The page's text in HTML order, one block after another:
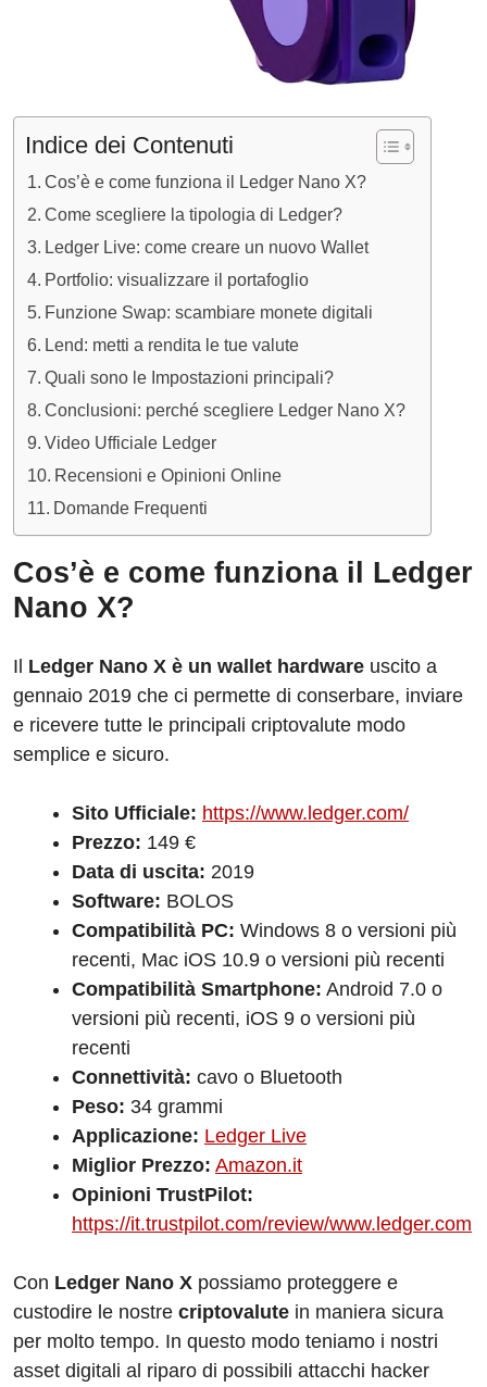
Indice dei Contenuti
Cos’è e come funziona il Ledger Nano X?
Come scegliere la tipologia di Ledger?
Ledger Live: come creare un nuovo Wallet
Portfolio: visualizzare il portafoglio
Funzione Swap: scambiare monete digitali
Lend: metti a rendita le tue valute
Quali sono le Impostazioni principali?
Conclusioni: perché scegliere Ledger Nano X?
Video Ufficiale Ledger
Recensioni e Opinioni Online
Domande Frequenti
Cos’è e come funziona il Ledger
Nano X?
Il Ledger Nano X è un wallet hardware uscito a
gennaio 2019 che ci permette di conserbare, inviare
e ricevere tutte le principali criptovalute modo
semplice e sicuro.
Sito Ufficiale: https://www.ledger.com/
Prezzo: 149 €
Data di uscita: 2019
Software: BOLOS
Compatibilità PC: Windows 8 o versioni più
recenti, Mac iOS 10.9 o versioni più recenti
Compatibilità Smartphone: Android 7.0 o
versioni più recenti, iOS 9 o versioni più
recenti
Connettività: cavo o Bluetooth
Peso: 34 grammi
Applicazione: Ledger Live
Miglior Prezzo: Amazon.it
Opinioni TrustPilot:
https://it.trustpilot.com/review/www.ledger.com
Con Ledger Nano X possiamo proteggere e
custodire le nostre criptovalute in maniera sicura
per molto tempo. In questo modo teniamo i nostri
asset digitali al riparo di possibili attacchi hacker